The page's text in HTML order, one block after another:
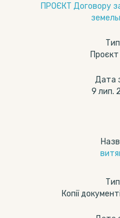
ПРОЄКТ Договору
Дата
9 лип.
Копії